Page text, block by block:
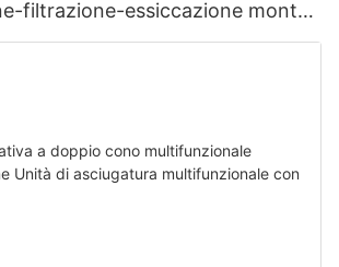
filtrazione-essiccazione montati